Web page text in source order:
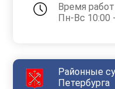
Время
Пн-Вс 10:00
Районные
Петербурга